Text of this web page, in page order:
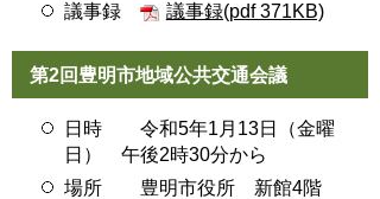
議事録 議事録(pdf 371KB)
第2回豊明市地域公共交通会議
日時 令和5年1月13日（金曜
日） 午後2時30分から
場所 豊明市役所 新館4階